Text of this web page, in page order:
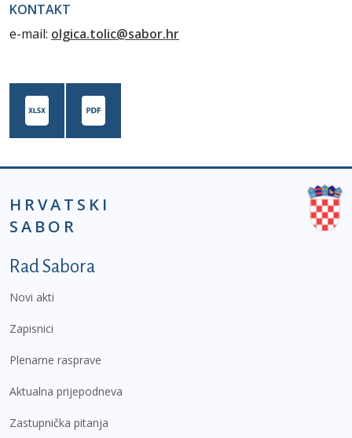
KONTAKT
e-mail: olgica.tolic@sabor.hr
HRVATSKI
SABOR
Podnožje prvi izbornik
Rad Sabora
Novi akti
Zapisnici
Plenarne rasprave
Aktualna prijepodneva
Zastupnička pitanja